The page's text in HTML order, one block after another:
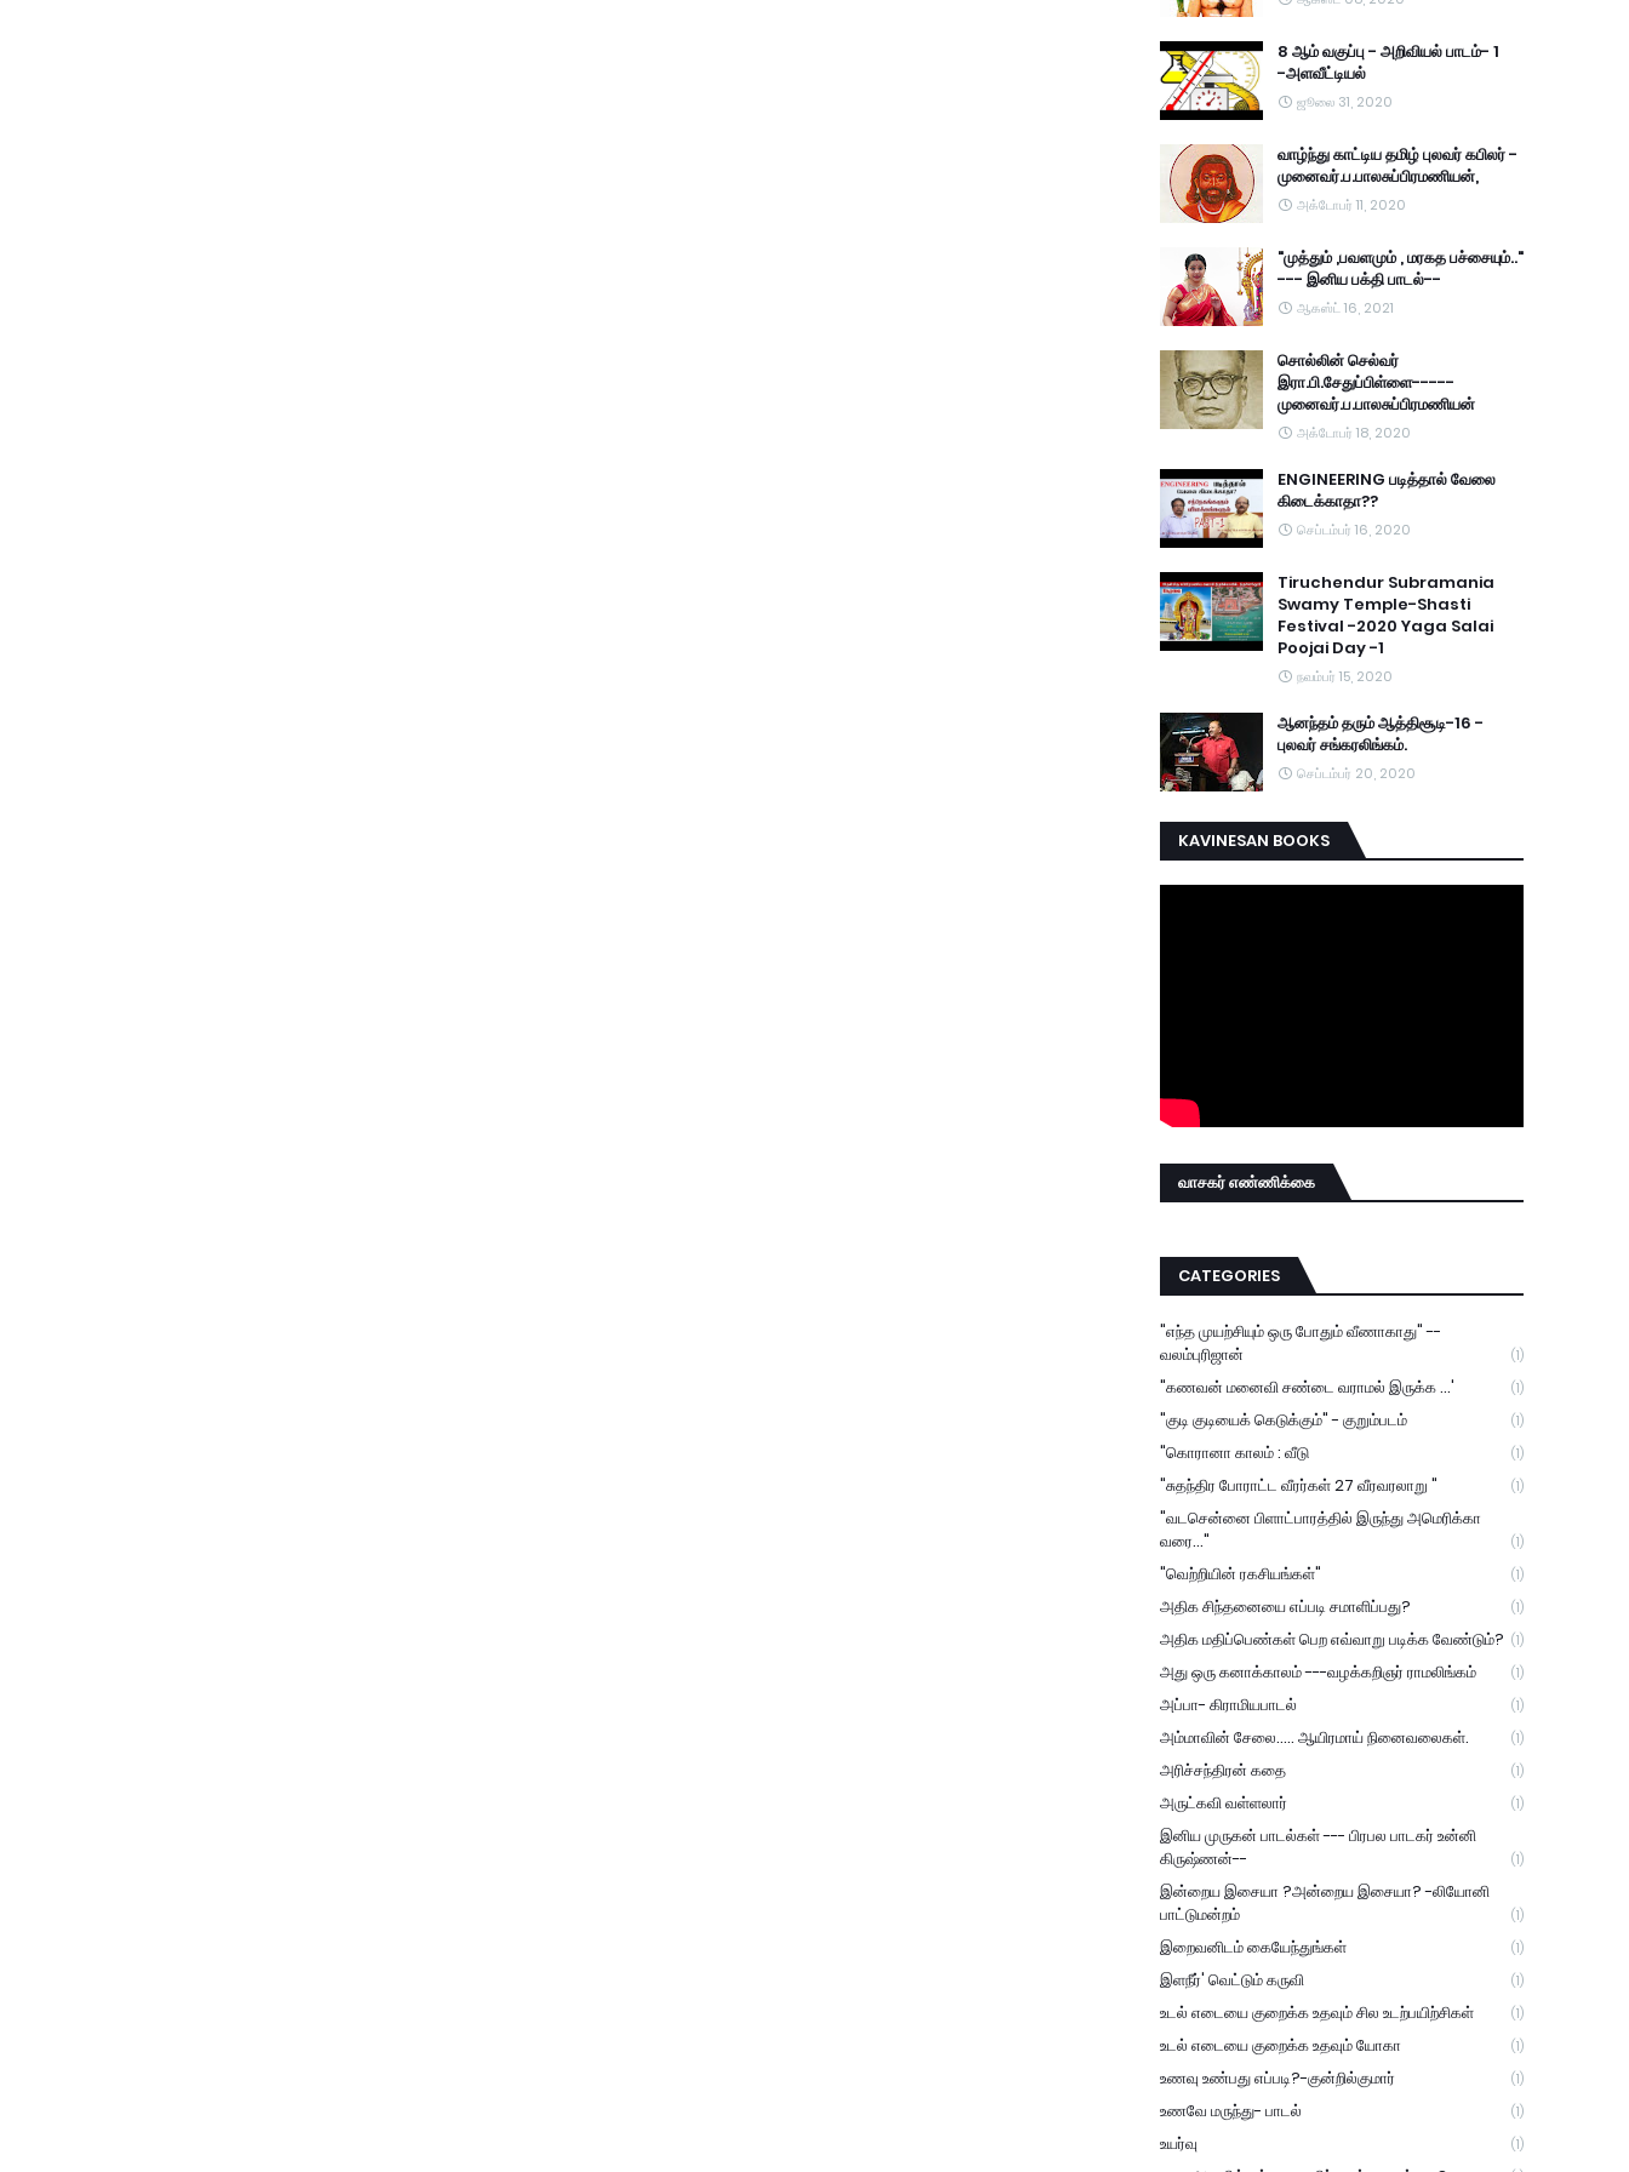
8 ஆம் வகுப்பு - அறிவியல் பாடம்- 1
-அளவீட்டியல்
ஜூலை 31, 2020
வாழ்ந்து காட்டிய தமிழ் புலவர் கபிலர் -
முனைவர்.ப.பாலசுப்பிரமணியன்,
அக்டோபர் 11, 2020
"முத்தும் ,பவளமும் , மரகத பச்சையும்.."
--- இனிய பக்தி பாடல்--
ஆகஸ்ட் 16, 2021
சொல்லின் செல்வர்
இரா.பி.சேதுப்பிள்ளை-----
முனைவர்.ப.பாலசுப்பிரமணியன்
அக்டோபர் 18, 2020
ENGINEERING படித்தால் வேலை
கிடைக்காதா??
செப்டம்பர் 16, 2020
Tiruchendur Subramania
Swamy Temple-Shasti
Festival -2020 Yaga Salai
Poojai Day -1
நவம்பர் 15, 2020
ஆனந்தம் தரும் ஆத்திசூடி-16 -
புலவர் சங்கரலிங்கம்.
செப்டம்பர் 20, 2020
KAVINESAN BOOKS
வாசகர் எண்ணிக்கை
CATEGORIES
"எந்த முயற்சியும் ஒரு போதும் வீணாகாது" --
வலம்புரிஜான்
(1)
"கணவன் மனைவி சண்டை வராமல் இருக்க ...' (1)
"குடி குடியைக் கெடுக்கும்" - குறும்படம் (1)
"கொரானா காலம் : வீடு (1)
"சுதந்திர போராட்ட வீரர்கள் 27 வீரவரலாறு " (1)
"வடசென்னை பிளாட்பாரத்தில் இருந்து அமெரிக்கா
வரை..."
(1)
"வெற்றியின் ரகசியங்கள்" (1)
அதிக சிந்தனையை எப்படி சமாளிப்பது? (1)
அதிக மதிப்பெண்கள் பெற எவ்வாறு படிக்க வேண்டும்? (1)
அது ஒரு கனாக்காலம் ---வழக்கறிஞர் ராமலிங்கம் (1)
அப்பா- கிராமியபாடல் (1)
அம்மாவின் சேலை..... ஆயிரமாய் நினைவலைகள். (1)
அரிச்சந்திரன் கதை (1)
அருட்கவி வள்ளலார் (1)
இனிய முருகன் பாடல்கள் --- பிரபல பாடகர் உன்னி
கிருஷ்ணன்--
(1)
இன்றைய இசையா ?அன்றைய இசையா? -லியோனி
பாட்டுமன்றம்
(1)
இறைவனிடம் கையேந்துங்கள் (1)
இளநீர்' வெட்டும் கருவி (1)
உடல் எடையை குறைக்க உதவும் சில உடற்பயிற்சிகள் (1)
உடல் எடையை குறைக்க உதவும் யோகா (1)
உணவு உண்பது எப்படி?-குன்றில்குமார் (1)
உணவே மருந்து- பாடல் (1)
உயர்வு (1)